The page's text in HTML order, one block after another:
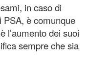
in caso di
PSA, è comunque
l’aumento dei suoi
sempre che sia